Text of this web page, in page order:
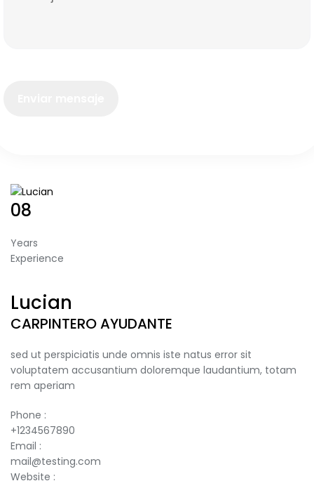
08
Years
Experience
Lucian
CARPINTERO AYUDANTE
sed ut perspiciatis unde omnis iste natus error sit
voluptatem accusantium doloremque laudantium, totam
rem aperiam
Phone :
+1234567890
Email :
mail@testing.com
Website :